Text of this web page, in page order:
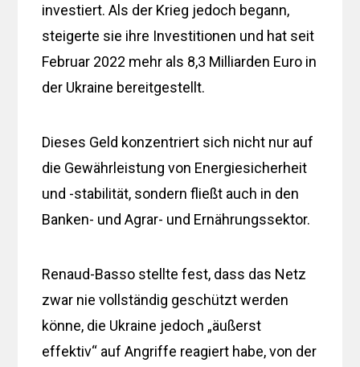
investiert. Als der Krieg jedoch begann,
steigerte sie ihre Investitionen und hat seit
Februar 2022 mehr als 8,3 Milliarden Euro in
der Ukraine bereitgestellt.
Dieses Geld konzentriert sich nicht nur auf
die Gewährleistung von Energiesicherheit
und -stabilität, sondern fließt auch in den
Banken- und Agrar- und Ernährungssektor.
Renaud-Basso stellte fest, dass das Netz
zwar nie vollständig geschützt werden
könne, die Ukraine jedoch „äußerst
effektiv“ auf Angriffe reagiert habe, von der